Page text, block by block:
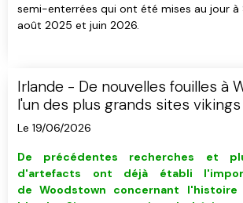
semi-enterrées qui ont été mises au jour
août 2025 et juin 2026.
Irlande - De nouvelles fouilles à
l'un des plus grands sites
Le 19/06/2026
De précédentes recherches et
d'artefacts ont déjà établi
de Woodstown concernant